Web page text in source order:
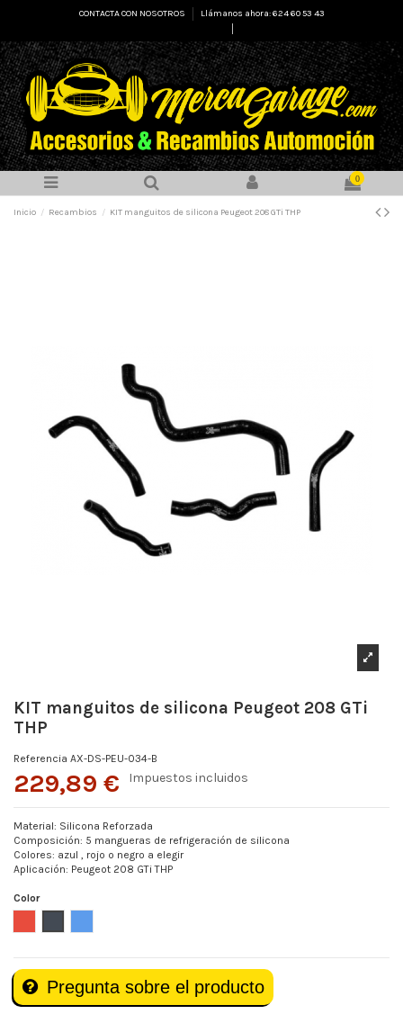
CONTACTA CON NOSOTROS
Llámanos ahora: 624 60 53 43
0
Inicio Recambios KIT manguitos de silicona Peugeot 208 GTi THP
KIT manguitos de silicona Peugeot 208 GTi
THP
Referencia AX-DS-PEU-034-B
229,89 € Impuestos incluidos
Material: Silicona Reforzada
Composición: 5 mangueras de refrigeración de silicona
Colores: azul , rojo o negro a elegir
Aplicación: Peugeot 208 GTi THP
Color
Pregunta sobre el producto